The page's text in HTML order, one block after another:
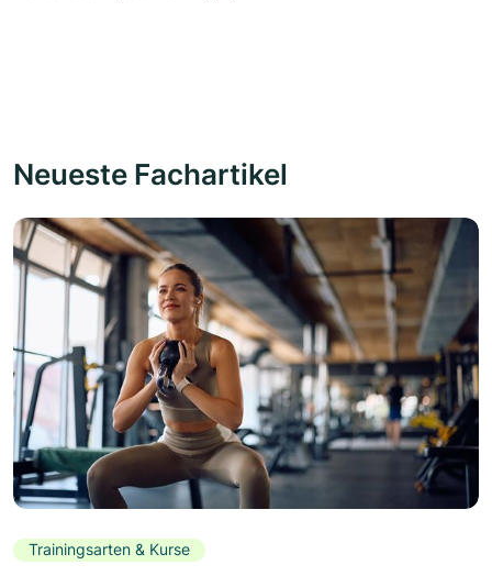
Neueste Fachartikel
Trainingsarten & Kurse